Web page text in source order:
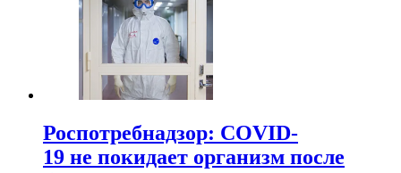
Роспотребнадзор: COVID-
19 не покидает организм после